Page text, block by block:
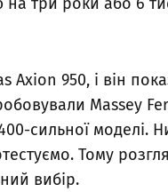
на три роки або 6
Axion 950, і він
Massey
сильної моделі.
Тому
вибір.